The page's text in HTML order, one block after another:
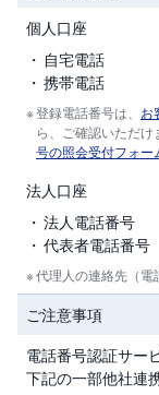
o
個人口座
自宅電話
携帯電話
登録電話番号は、 お
ら、ご確認いただけ
号の照会受付フォー
法人口座
法人電話番号
代表者電話番号
代理人の連絡先（電
ご注意事項
電話番号認証サー
下記の一部他社連